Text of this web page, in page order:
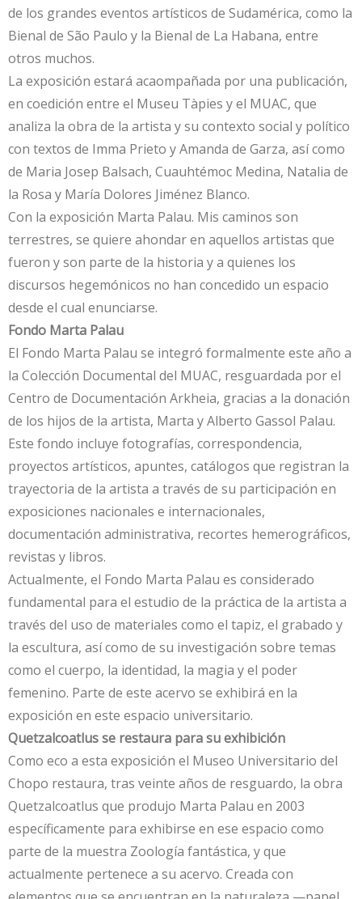
de los grandes eventos artísticos de Sudamérica, como la
Bienal de São Paulo y la Bienal de La Habana, entre
otros muchos.
La exposición estará acaompañada por una publicación,
en coedición entre el Museu Tàpies y el MUAC, que
analiza la obra de la artista y su contexto social y político
con textos de Imma Prieto y Amanda de Garza, así como
de Maria Josep Balsach, Cuauhtémoc Medina, Natalia de
la Rosa y María Dolores Jiménez Blanco.
Con la exposición Marta Palau. Mis caminos son
terrestres, se quiere ahondar en aquellos artistas que
fueron y son parte de la historia y a quienes los
discursos hegemónicos no han concedido un espacio
desde el cual enunciarse.
Fondo Marta Palau
El Fondo Marta Palau se integró formalmente este año a
la Colección Documental del MUAC, resguardada por el
Centro de Documentación Arkheia, gracias a la donación
de los hijos de la artista, Marta y Alberto Gassol Palau.
Este fondo incluye fotografías, correspondencia,
proyectos artísticos, apuntes, catálogos que registran la
trayectoria de la artista a través de su participación en
exposiciones nacionales e internacionales,
documentación administrativa, recortes hemerográficos,
revistas y libros.
Actualmente, el Fondo Marta Palau es considerado
fundamental para el estudio de la práctica de la artista a
través del uso de materiales como el tapiz, el grabado y
la escultura, así como de su investigación sobre temas
como el cuerpo, la identidad, la magia y el poder
femenino. Parte de este acervo se exhibirá en la
exposición en este espacio universitario.
Quetzalcoatlus se restaura para su exhibición
Como eco a esta exposición el Museo Universitario del
Chopo restaura, tras veinte años de resguardo, la obra
Quetzalcoatlus que produjo Marta Palau en 2003
específicamente para exhibirse en ese espacio como
parte de la muestra Zoología fantástica, y que
actualmente pertenece a su acervo. Creada con